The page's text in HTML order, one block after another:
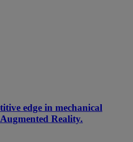
edge in mechanical
Reality.